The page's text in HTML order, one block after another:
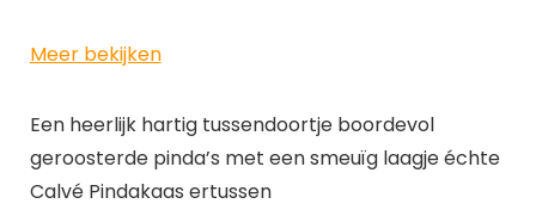
Meer bekijken
Een heerlijk hartig tussendoortje boordevol
geroosterde pinda’s met een smeuïg laagje échte
Calvé Pindakaas ertussen